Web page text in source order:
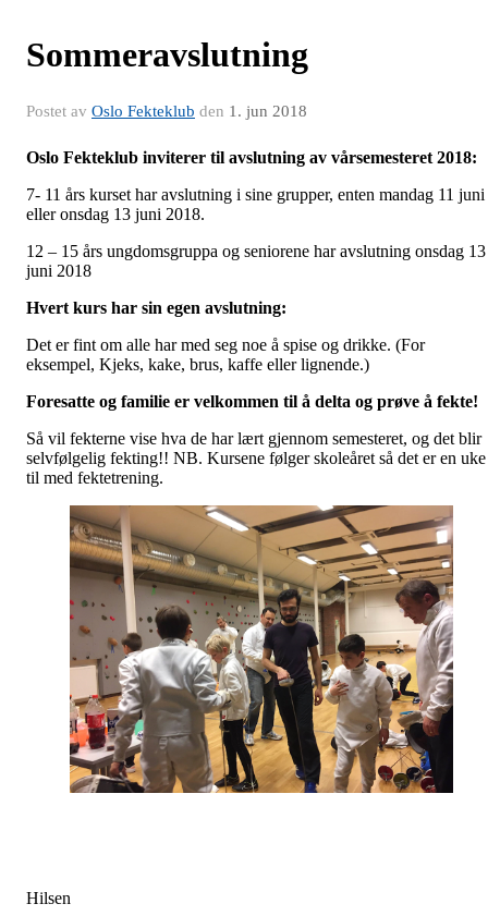
Sommeravslutning
Postet av Oslo Fekteklub den 1. jun 2018
Oslo Fekteklub inviterer til avslutning av vårsemesteret 2018:
7- 11 års kurset har avslutning i sine grupper, enten mandag 11 juni
eller onsdag 13 juni 2018.
12 – 15 års ungdomsgruppa og seniorene har avslutning onsdag 13
juni 2018
Hvert kurs har sin egen avslutning:
Det er fint om alle har med seg noe å spise og drikke. (For
eksempel, Kjeks, kake, brus, kaffe eller lignende.)
Foresatte og familie er velkommen til å delta og prøve å fekte!
Så vil fekterne vise hva de har lært gjennom semesteret, og det blir
selvfølgelig fekting!! NB. Kursene følger skoleåret så det er en uke
til med fektetrening.
Hilsen